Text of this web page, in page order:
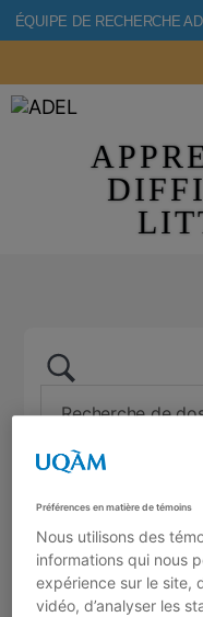
ÉQUIPE DE RECHERCHE
Préférences en matière de témoins
Nous utilisons des
informations qui nous
expérience sur le site,
vidéo, d’analyser les